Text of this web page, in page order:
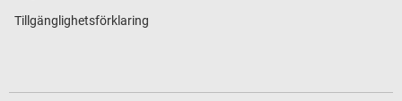
Tillgänglighetsförklaring